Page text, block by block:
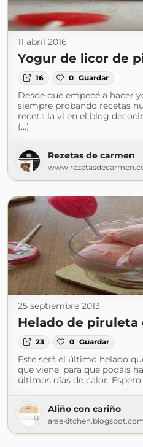
11 abril 2016
Yogur de licor de
16 0 Guardar
Desde que empecé a hacer
siempre probando recetas
receta la vi en el blog
(...)
Rezetas de carmen
25 septiembre 2013
Helado de
23 0 Guardar
Este será el último helado
que viene, para que podáis
últimos días de calor.
Aliño con cariño